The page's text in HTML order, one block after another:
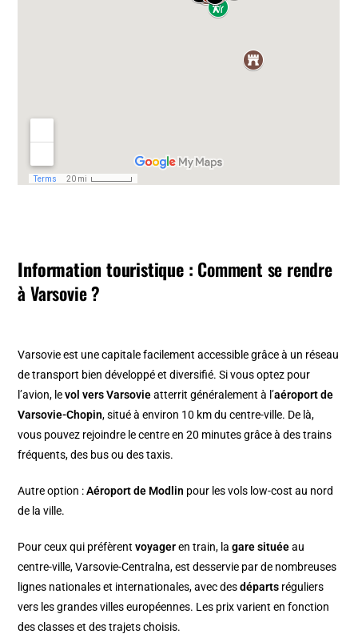
Information touristique : Comment se rendre
à Varsovie ?
Varsovie est une capitale facilement accessible grâce à un réseau
de transport bien développé et diversifié. Si vous optez pour
l’avion, levol vers Varsovieatterrit généralement à l’aéroport de
Varsovie-Chopin, situé à environ 10 km du centre-ville. De là,
vous pouvez rejoindre le centre en 20 minutes grâce à des trains
fréquents, des bus ou des taxis.
Autre option :Aéroport de Modlin pour les vols low-cost au nord
de la ville.
Pour ceux qui préfèrentvoyageren train, lagare situéeau
centre-ville, Varsovie-Centralna, est desservie par de nombreuses
lignes nationales et internationales, avec desdéparts réguliers
vers les grandes villes européennes. Les prix varient en fonction
des classes et des trajets choisis.